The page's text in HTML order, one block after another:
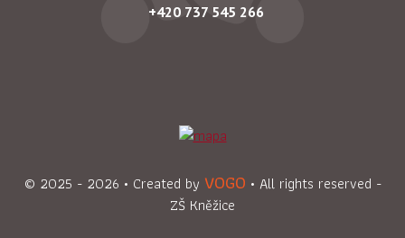
+420 737 545 266
© 2025 - 2026 • Created by VOGO • All rights reserved -
ZŠ Kněžice